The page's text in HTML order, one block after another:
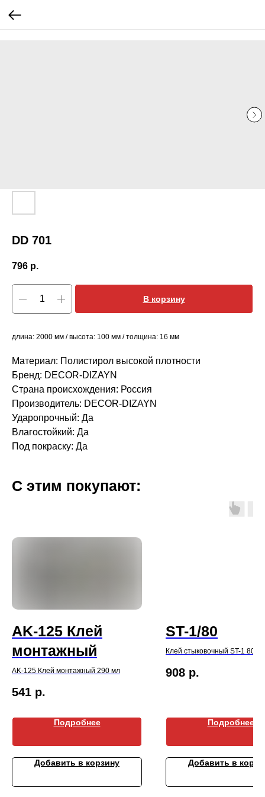
DD 701
796 р.
В корзину
длина: 2000 мм / высота: 100 мм / толщина: 16 мм
Материал: Полистирол высокой плотности
Бренд: DECOR-DIZAYN
Страна происхождения: Россия
Производитель: DECOR-DIZAYN
Ударопрочный: Да
Влагостойкий: Да
Под покраску: Да
С этим покупают:
AK-125 Клей
монтажный
AK-125 Клей монтажный 290 мл
541 р.
Подробнее
Добавить в корзину
ST-1/80
Клей стыковочный ST-1 80 мл
908 р.
Подробнее
Добавить в